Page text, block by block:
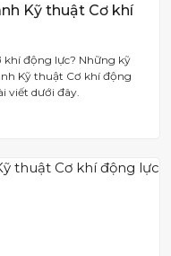
Kỹ thuật Cơ khí
khí động lực? Những kỹ
Kỹ thuật Cơ khí động
viết dưới đây.